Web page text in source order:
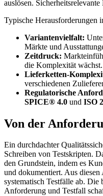
auslösen.
Typische Herausforderungen
Variantenvielfalt:
Märkte und
Zeitdruck:
die Komplexität wächst.
Lieferketten-
verschiedenen
Regulatorische
SPICE® 4.0 und ISO
Von der
Ein durchdachter
Schreiben von Testskripten.
den Grundstein, indem es
und dokumentiert. Aus
systematisch Testfälle ab.
Anforderung und Testfall